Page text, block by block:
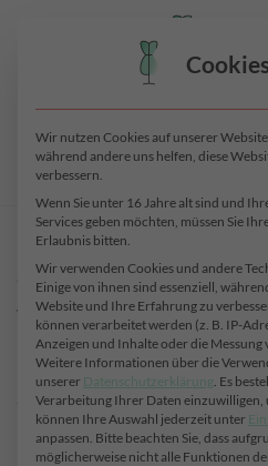
Wir sind überzeugt, dass unsere
Lebensgefühl verbessern.
Denn sie wurden dafür
Schönheit zu unterstreichen.
Boutique Stoffe laden zu
Projekten mit aufregendem
Wir nutzen Cookies auf unserer
während andere uns helfen, diese
verbessern.
Wenn Sie unter 16 Jahre alt sind und
Services geben möchten, müssen Sie
Erlaubnis bitten.
Wir verwenden Cookies und andere
Einige von ihnen sind essenziell,
Website und Ihre Erfahrung zu
können verarbeitet werden (z. B. IP-
Anzeigen und Inhalte oder die
Weitere Informationen über die
unserer Datenschutzerklärung. Es
Verarbeitung Ihrer Daten einzuwilligen,
können Ihre Auswahl jederzeit unter
anpassen. Bitte beachten Sie, dass
möglicherweise nicht alle Funktionen